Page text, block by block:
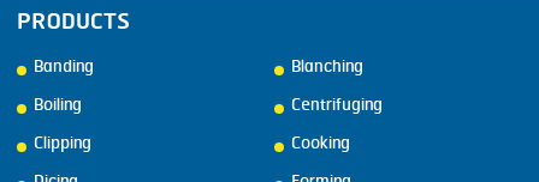
PRODUCTS
Banding
Blanching
Boiling
Centrifuging
Clipping
Cooking